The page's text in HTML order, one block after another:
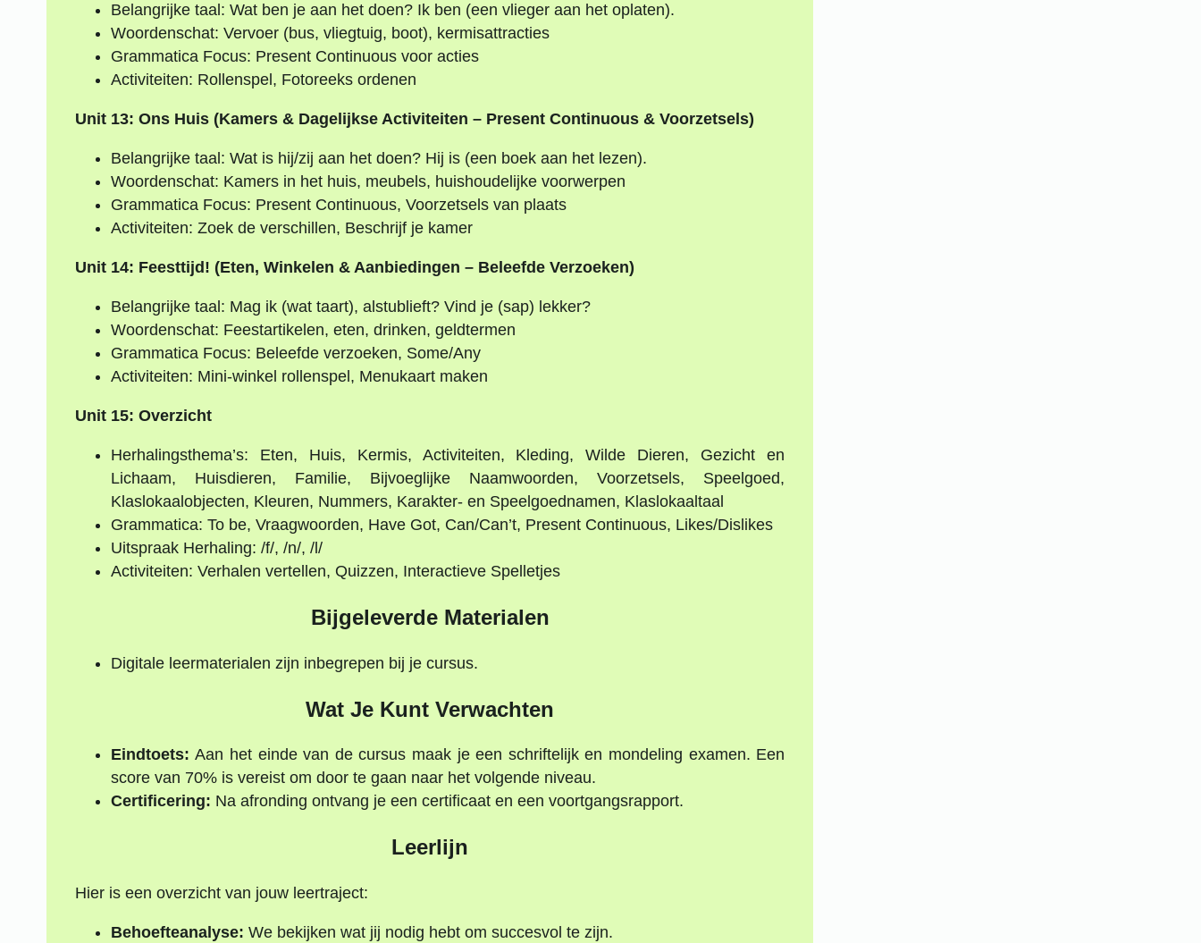
Belangrijke taal: Wat ben je aan het doen? Ik ben (een vlieger aan het oplaten).
Woordenschat: Vervoer (bus, vliegtuig, boot), kermisattracties
Grammatica Focus: Present Continuous voor acties
Activiteiten: Rollenspel, Fotoreeks ordenen
Unit 13: Ons Huis (Kamers & Dagelijkse Activiteiten – Present Continuous & Voorzetsels)
Belangrijke taal: Wat is hij/zij aan het doen? Hij is (een boek aan het lezen).
Woordenschat: Kamers in het huis, meubels, huishoudelijke voorwerpen
Grammatica Focus: Present Continuous, Voorzetsels van plaats
Activiteiten: Zoek de verschillen, Beschrijf je kamer
Unit 14: Feesttijd! (Eten, Winkelen & Aanbiedingen – Beleefde Verzoeken)
Belangrijke taal: Mag ik (wat taart), alstublieft? Vind je (sap) lekker?
Woordenschat: Feestartikelen, eten, drinken, geldtermen
Grammatica Focus: Beleefde verzoeken, Some/Any
Activiteiten: Mini-winkel rollenspel, Menukaart maken
Unit 15: Overzicht
Herhalingsthema’s: Eten, Huis, Kermis, Activiteiten, Kleding, Wilde Dieren, Gezicht en
Lichaam, Huisdieren, Familie, Bijvoeglijke Naamwoorden, Voorzetsels, Speelgoed,
Klaslokaalobjecten, Kleuren, Nummers, Karakter- en Speelgoednamen, Klaslokaaltaal
Grammatica: To be, Vraagwoorden, Have Got, Can/Can’t, Present Continuous, Likes/Dislikes
Uitspraak Herhaling: /f/, /n/, /l/
Activiteiten: Verhalen vertellen, Quizzen, Interactieve Spelletjes
Bijgeleverde Materialen
Digitale leermaterialen zijn inbegrepen bij je cursus.
Wat Je Kunt Verwachten
Eindtoets: Aan het einde van de cursus maak je een schriftelijk en mondeling examen. Een
score van 70% is vereist om door te gaan naar het volgende niveau.
Certificering: Na afronding ontvang je een certificaat en een voortgangsrapport.
Leerlijn
Hier is een overzicht van jouw leertraject:
Behoefteanalyse: We bekijken wat jij nodig hebt om succesvol te zijn.